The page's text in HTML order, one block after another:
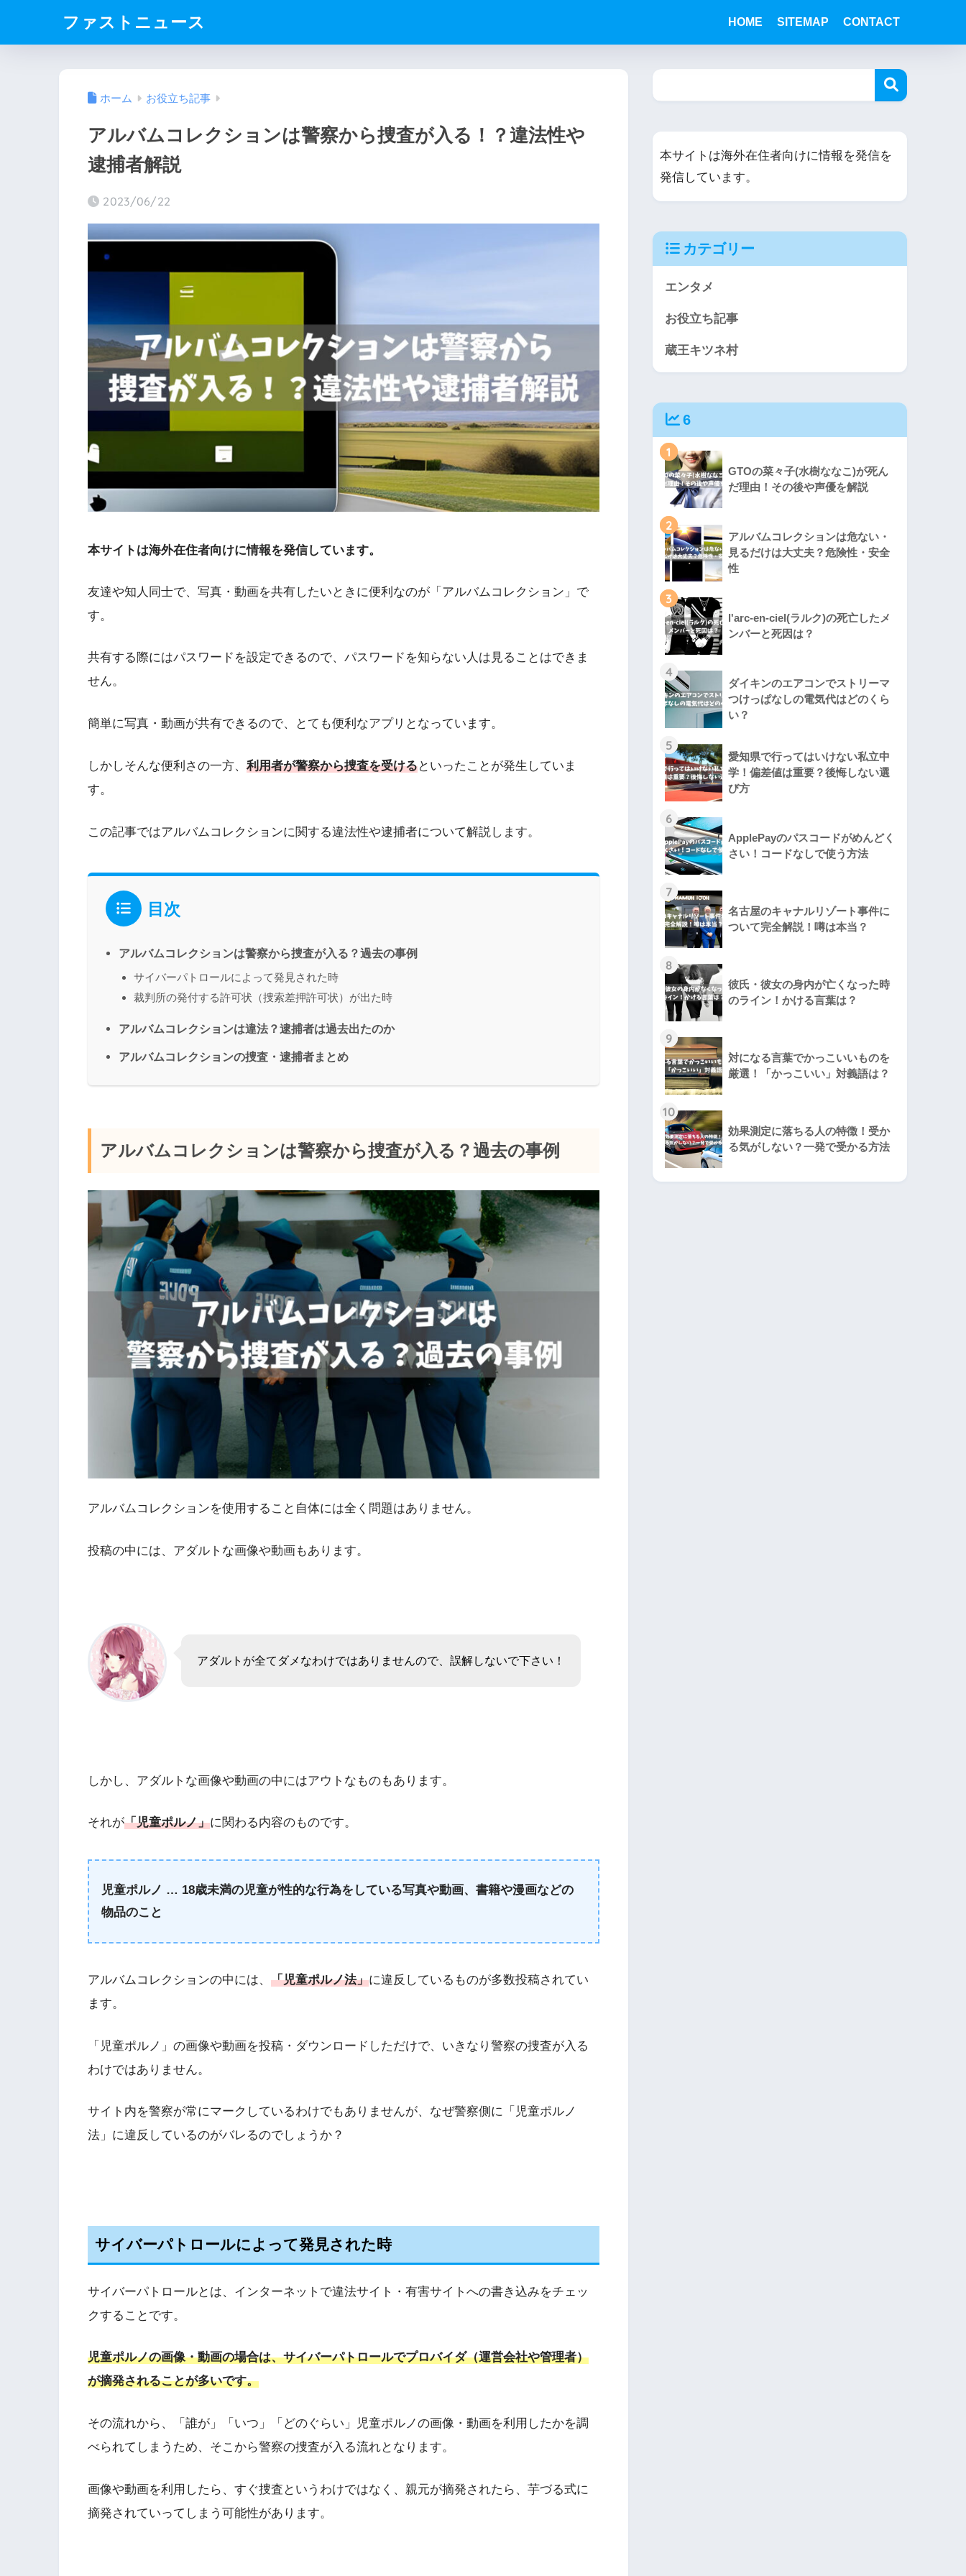
ファストニュース HOME SITEMAP CONTACT
ホーム お役立ち記事
アルバムコレクションは警察から捜査が入る！？違法性や
逮捕者解説
2023/06/22
本サイトは海外在住者向けに情報を発信しています。
友達や知人同士で、写真・動画を共有したいときに便利なのが「アルバムコレクション」で
す。
共有する際にはパスワードを設定できるので、パスワードを知らない人は見ることはできま
せん。
簡単に写真・動画が共有できるので、とても便利なアプリとなっています。
しかしそんな便利さの一方、 利用者が警察から捜査を受けるといったことが発生していま
す。
この記事ではアルバムコレクションに関する違法性や逮捕者について解説します。
目次
アルバムコレクションは警察から捜査が入る？過去の事例
サイバーパトロールによって発見された時
裁判所の発付する許可状（捜索差押許可状）が出た時
アルバムコレクションは違法？逮捕者は過去出たのか
アルバムコレクションの捜査・逮捕者まとめ
アルバムコレクションは警察から捜査が入る？過去の事例
アルバムコレクションを使用すること自体には全く問題はありません。
投稿の中には、アダルトな画像や動画もあります。
アダルトが全てダメなわけではありませんので、誤解しないで下さい！
しかし、アダルトな画像や動画の中にはアウトなものもあります。
それが「児童ポルノ」に関わる内容のものです。
児童ポルノ … 18歳未満の児童が性的な行為をしている写真や動画、書籍や漫画などの
物品のこと
アルバムコレクションの中には、 「児童ポルノ法」に違反しているものが多数投稿されてい
ます。
「児童ポルノ」の画像や動画を投稿・ダウンロードしただけで、いきなり警察の捜査が入る
わけではありません。
サイト内を警察が常にマークしているわけでもありませんが、なぜ警察側に「児童ポルノ
法」に違反しているのがバレるのでしょうか？
サイバーパトロールによって発見された時
サイバーパトロールとは、インターネットで違法サイト・有害サイトへの書き込みをチェッ
クすることです。
児童ポルノの画像・動画の場合は、サイバーパトロールでプロバイダ（運営会社や管理者）
が摘発されることが多いです。
その流れから、「誰が」「いつ」「どのぐらい」児童ポルノの画像・動画を利用したかを調
べられてしまうため、そこから警察の捜査が入る流れとなります。
画像や動画を利用したら、すぐ捜査というわけではなく、親元が摘発されたら、芋づる式に
摘発されていってしまう可能性があります。
本サイトは海外在住者向けに情報を発信を
発信しています。
カテゴリー
エンタメ
お役立ち記事
蔵王キツネ村
6
1
GTOの菜々子(水樹ななこ)が死ん
だ理由！その後や声優を解説
2
アルバムコレクションは危ない・
見るだけは大丈夫？危険性・安全
性
3
l'arc-en-ciel(ラルク)の死亡したメ
ンバーと死因は？
4
ダイキンのエアコンでストリーマ
つけっぱなしの電気代はどのくら
い？
5
愛知県で行ってはいけない私立中
学！偏差値は重要？後悔しない選
び方
6
ApplePayのパスコードがめんどく
さい！コードなしで使う方法
7
名古屋のキャナルリゾート事件に
ついて完全解説！噂は本当？
8
彼氏・彼女の身内が亡くなった時
のライン！かける言葉は？
9
対になる言葉でかっこいいものを
厳選！「かっこいい」対義語は？
10
効果測定に落ちる人の特徴！受か
る気がしない？一発で受かる方法